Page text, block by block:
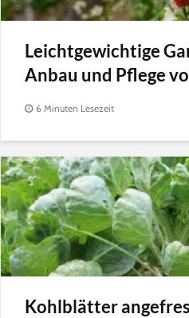
Leichtgewichtige
Anbau und Pflege
6 Minuten Lesezeit
Kohlblätter